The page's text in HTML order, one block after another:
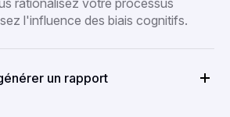
l'influence des biais cognitifs.
un rapport